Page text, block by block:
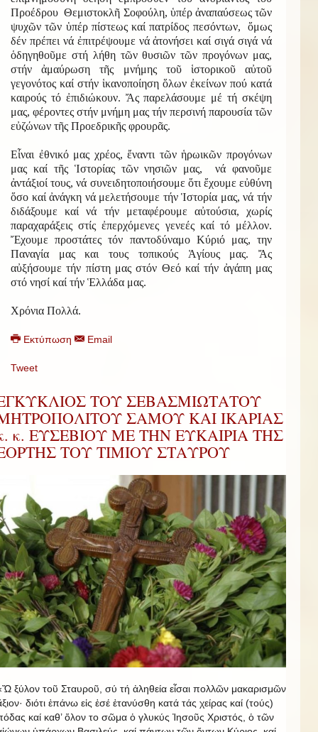
Προέδρου Θεμιστοκλῆ Σοφούλη, ὑπέρ ἀναπαύσεως τῶν
ψυχῶν τῶν ὑπέρ πίστεως καί πατρίδος πεσόντων, ὅμως
δέν πρέπει νά ἐπιτρέψουμε νά ἀτονήσει καί σιγά σιγά νά
ὁδηγηθοῦμε στή λήθη τῶν θυσιῶν τῶν προγόνων μας,
στήν ἀμαύρωση τῆς μνήμης τοῦ ἱστορικοῦ αὐτοῦ
γεγονότος καί στήν ἱκανοποίηση ὅλων ἐκείνων πού κατά
καιρούς τό ἐπιδιώκουν. Ἄς παρελάσουμε μέ τή σκέψη
μας, φέροντες στήν μνήμη μας τήν περσινή παρουσία τῶν
εὐζώνων τῆς Προεδρικῆς φρουρᾶς.
Εἶναι ἐθνικό μας χρέος, ἔναντι τῶν ἡρωικῶν προγόνων
μας καί τῆς Ἱστορίας τῶν νησιῶν μας, νά φανοῦμε
ἀντάξιοί τους, νά συνειδητοποιήσουμε ὅτι ἔχουμε εὐθύνη
ὅσο καί ἀνάγκη νά μελετήσουμε τήν Ἱστορία μας, νά τήν
διδάξουμε καί νά τήν μεταφέρουμε αὐτούσια, χωρίς
παραχαράξεις στίς ἐπερχόμενες γενεές καί τό μέλλον.
Ἔχουμε προστάτες τόν παντοδύναμο Κύριό μας, την
Παναγία μας και τους τοπικούς Ἁγίους μας. Ἄς
αὐξήσουμε τήν πίστη μας στόν Θεό καί τήν ἀγάπη μας
στό νησί καί τήν Ἑλλάδα μας.
Χρόνια Πολλά.
Εκτύπωση Email
Tweet
ΤΟΥ ΣΕΒΑΣΜΙΩΤΑΤΟΥ
ΣΑΜΟΥ ΚΑΙ ΙΚΑΡΙΑΣ
κ. ΕΥΣΕΒΙΟΥ ΜΕ ΤΗΝ ΕΥΚΑΙΡΙΑ ΤΗΣ
ΤΟΥ ΤΙΜΙΟΥ ΣΤΑΥΡΟΥ
ξύλον τοῦ Σταυροῦ, σύ τή ἀληθεία εἶσαι πολλῶν μακαρισμῶν
διότι ἐπάνω εἰς ἐσέ ἐτανύσθη κατά τάς χείρας καί (τούς)
καί καθ’ ὅλον το σῶμα ὁ γλυκύς Ἰησοῦς Χριστός, ὁ τῶν